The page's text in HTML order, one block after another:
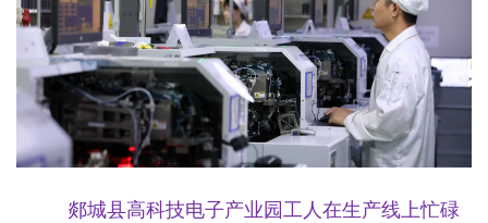
郯城县高科技电子产业园工人在生产线上忙碌